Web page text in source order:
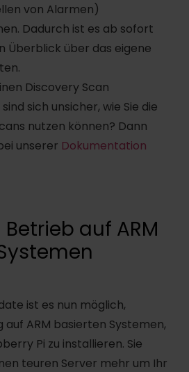
von Alarmen)
Dadurch ist es ab sofort
Überblick über das eigene
Discovery Scan
sich unsicher, wie Sie die
nutzen können? Dann
unserer Dokumentation
auf ARM
ist es nun möglich,
ARM basierten Systemen,
Pi zu installieren. Sie
teuren Server mehr um Ihr